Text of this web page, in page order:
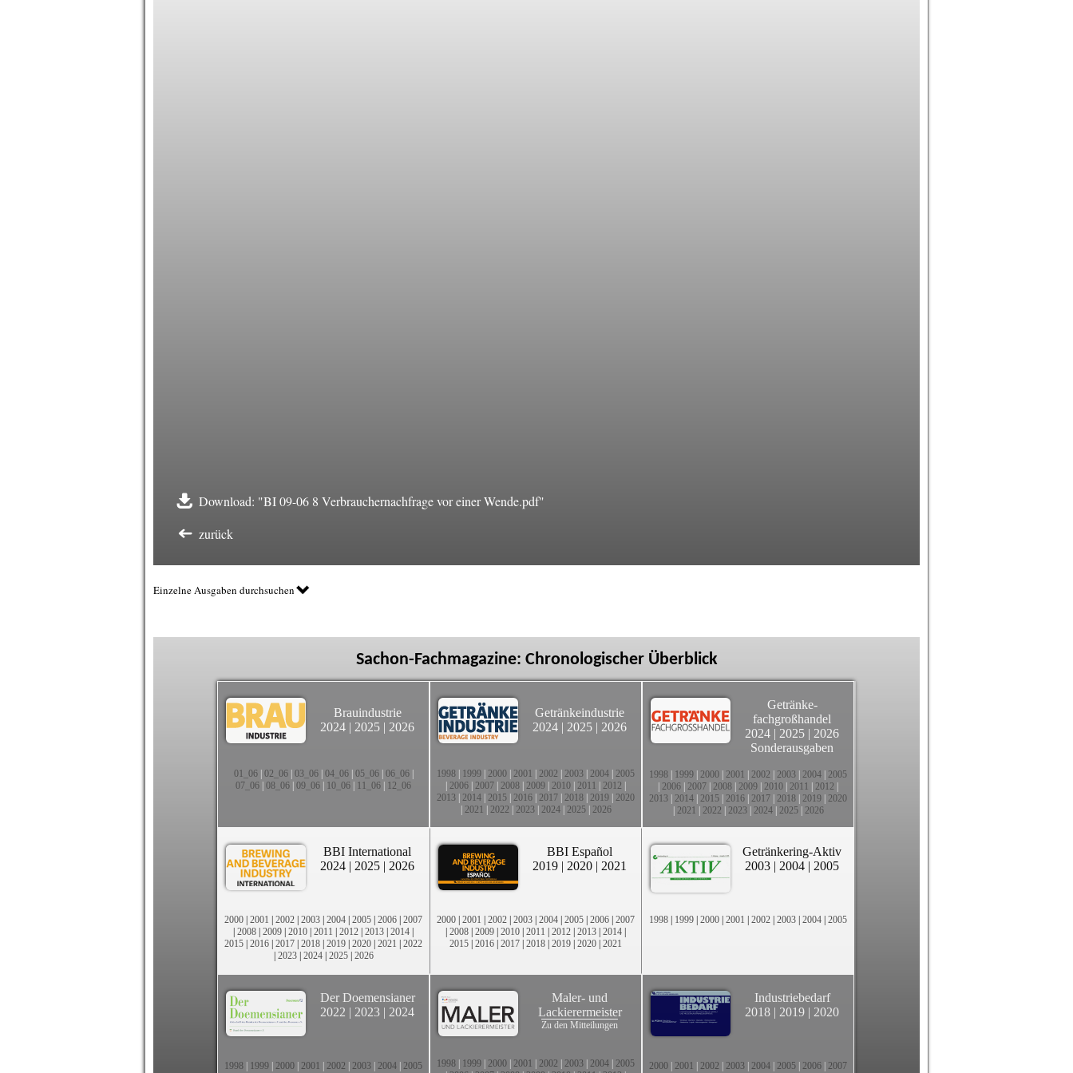
Download: "BI 09-06 8 Verbrauchernachfrage vor einer Wende.pdf"
zurück
Einzelne Ausgaben durchsuchen
Sachon-Fachmagazine: Chronologischer Überblick
Brauindustrie
2024 | 2025 | 2026
01_06| 02_06| 03_06| 04_06| 05_06| 06_06|
07_06 08_06 09_06 10_06 11_06 12_06
Getränkeindustrie
2024 | 2025 | 2026
1998 1999 2000 2001 2002 2003 2004 2005
2006 2007 2008 2009 2010 2011 2012
2013 2014 2015 2016 2017 2018 2019 2020
2021 2022 2023| 2024| 2025| 2026
Getränke-
fachgroßhandel
2024 | 2025 | 2026
Sonderausgaben
1998 1999 2000 2001 2002 2003 2004 2005
2006 2007 2008 2009 2010 2011 2012
2013 2014 2015 2016 2017 2018 2019 2020
2021 2022 2023| 2024| 2025| 2026
BBI International
2024 | 2025 | 2026
2000 | 2001 | 2002 | 2003 | 2004 | 2005 | 2006 | 2007
| 2008 | 2009 | 2010 | 2011 | 2012 | 2013 | 2014 |
2015 | 2016 | 2017 | 2018 | 2019 | 2020 | 2021 | 2022
| 2023| 2024| 2025| 2026
BBI Español
2019 | 2020 | 2021
2000 | 2001 | 2002 | 2003 | 2004 | 2005 | 2006 | 2007
| 2008 | 2009 | 2010 | 2011 | 2012 | 2013 | 2014 |
2015 | 2016 | 2017 | 2018 | 2019 | 2020 | 2021
Getränkering-Aktiv
2003 | 2004 | 2005
1998 | 1999 | 2000 | 2001 | 2002 | 2003 | 2004 | 2005
Der Doemensianer
2022 | 2023 | 2024
1998 1999 2000 2001 2002 2003 2004 2005
Maler- und
Lackierermeister
Zu den Mitteilungen
1998 1999 2000 2001 2002 2003 2004 2005
Industriebedarf
2018 | 2019 | 2020
2000 2001 2002 2003 2004 2005 2006 2007